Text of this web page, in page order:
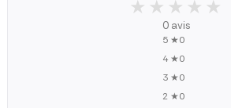
★★★★★
★★★★★
0 avis
5 ★0
4 ★0
3 ★0
2 ★0